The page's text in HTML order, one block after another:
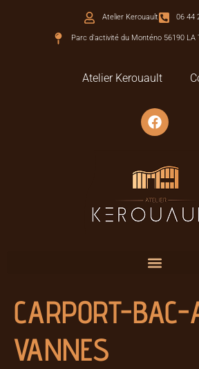
Atelier Kerouault 06 44
Parc d'activité du Monténo 56190 LA
Atelier Kerouault
CARPORT-BAC-
VANNES